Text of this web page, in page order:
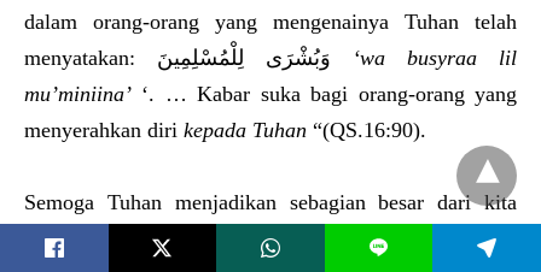
dalam orang-orang yang mengenainya Tuhan telah
‘wa busyraa lil
mu’miniina’ ‘. … Kabar suka bagi orang-orang yang
menyerahkan diri kepada Tuhan “(QS.16:90).
Semoga Tuhan menjadikan sebagian besar dari kita
ditarik ke arah
, bahkan semoga setiap Ahmadi
L